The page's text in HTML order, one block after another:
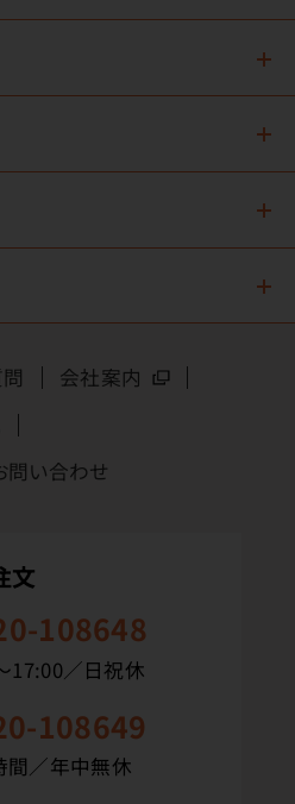
会社案内
問い合わせ
文
108648
17:00／日祝休
108649
間／年中無休